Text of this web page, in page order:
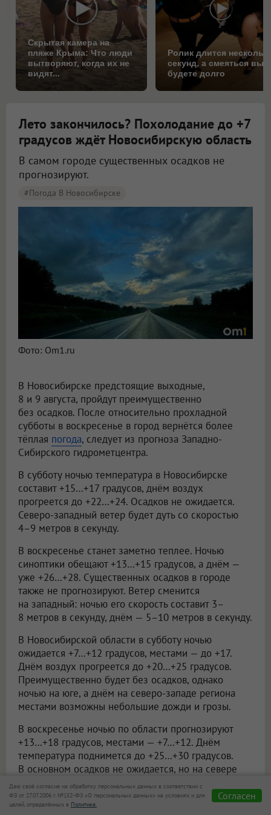
Скрытая камера на
пляже Крыма: Что люди
вытворяют, когда их не
видят...
Ролик длится
секунд, а смеяться вы
будете долго
Лето закончилось? Похолодание до +7
градусов ждёт Новосибирскую область
В самом городе существенных осадков не
прогнозируют.
#Погода В Новосибирске
Фото: Om1.ru
В Новосибирске предстоящие выходные,
8 и 9 августа, пройдут преимущественно
без осадков. После относительно прохладной
субботы в воскресенье в город вернётся более
тёплая погода, следует из прогноза Западно-
Сибирского гидрометцентра.
В субботу ночью температура в Новосибирске
составит +15…+17 градусов, днём воздух
прогреется до +22…+24. Осадков не ожидается.
Северо-западный ветер будет дуть со скоростью
4–9 метров в секунду.
В воскресенье станет заметно теплее. Ночью
синоптики обещают +13…+15 градусов, а днём —
уже +26…+28. Существенных осадков в городе
также не прогнозируют. Ветер сменится
на западный: ночью его скорость составит 3–
8 метров в секунду, днём — 5–10 метров в секунду.
В Новосибирской области в субботу ночью
ожидается +7…+12 градусов, местами — до +17.
Днём воздух прогреется до +20…+25 градусов.
Преимущественно будет без осадков, однако
ночью на юге, а днём на северо-западе региона
местами возможны небольшие дожди и грозы.
В воскресенье ночью по области прогнозируют
+13…+18 градусов, местами — +7…+12. Днём
температура поднимется до +25…+30 градусов.
В основном осадков не ожидается, но на севере
региона местами возможны небольшие дожди
и грозы.
Даю своё согласие на обработку персональных данных в соответствии с
ФЗ от 27.07.2006 г. №152-ФЗ «О персональных данных» на условиях и для
целей, определённых в Политике.
Согласен